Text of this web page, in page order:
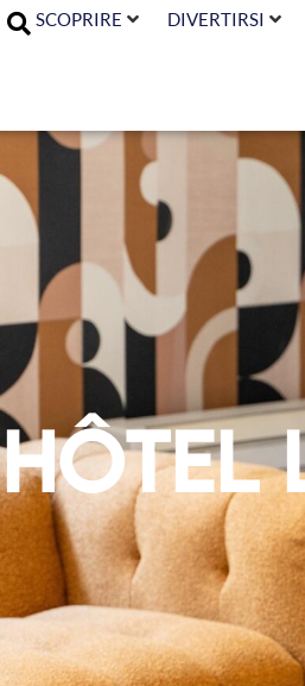
SCOPRIRE DIVERTIRSI
Hôtel